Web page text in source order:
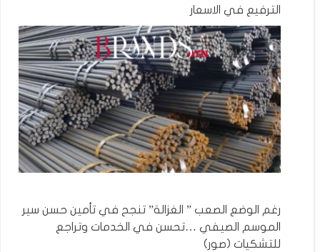
الترفيع في الاسعار
رغم الوضع الصعب ” الغزالة” تنجح في تأمين حسن سير
الموسم الصيفي …تحسن في الخدمات وتراجع
للتشكيات (صور)